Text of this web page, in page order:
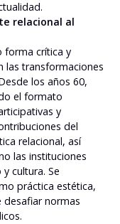
relacional al
forma crítica y
las transformaciones
los años 60,
el formato
y
del
relacional, así
las instituciones
cultura. Se
práctica estética,
normas